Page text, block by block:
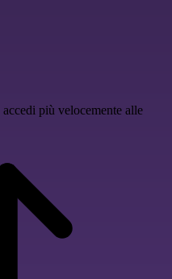
più velocemente alle